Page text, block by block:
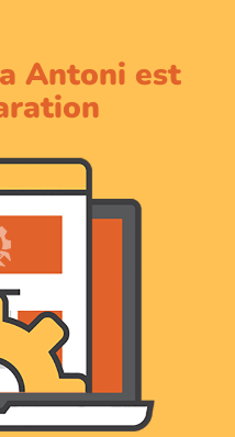
Antoni est